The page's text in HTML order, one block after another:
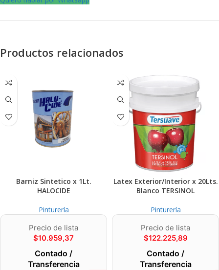
Productos relacionados
Barniz Sintetico x 1Lt.
HALOCIDE
Pinturería
Precio de lista
$10.959,37
Contado /
Transferencia
Latex Exterior/Interior x 20Lts.
Blanco TERSINOL
Pinturería
Precio de lista
$122.225,89
Contado /
Transferencia